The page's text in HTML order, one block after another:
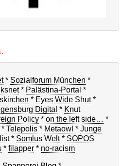
* Sozialforum München *
* Palästina-Portal *
* Eyes Wide Shut*
Digital * Knut
Policy * on the left side… *
* Telepolis * Metaowl * Junge
* Somlus Welt* SOPOS
* filapper * no-racism